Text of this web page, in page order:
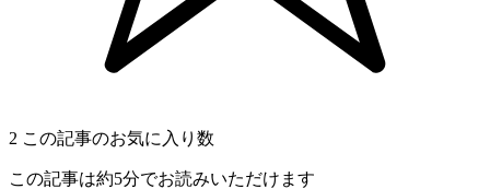
2 この記事のお気に入り数
この記事は約5分でお読みいただけます